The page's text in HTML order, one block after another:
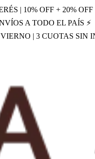
| 10% OFF + 20%
A TODO EL PAÍS ⚡
| 3 CUOTAS SIN